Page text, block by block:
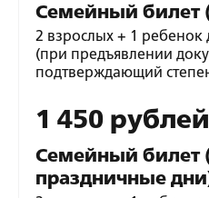
Семейный билет
2 взрослых + 1 ребенок
(при предъявлении
подтверждающий
1 450 рублей
Семейный билет
праздничные